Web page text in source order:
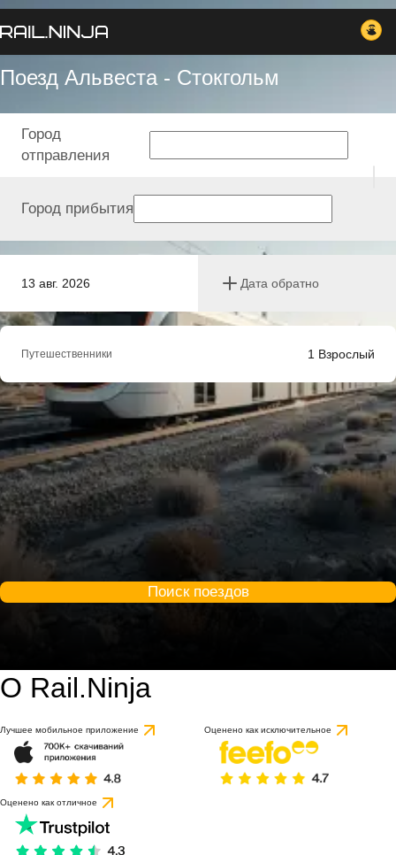
Поезд Альвеста - Стокгольм
13 авг. 2026 Дата обратно
Город
отправления
Город прибытия
Путешественники 1 Взрослый
Поиск поездов
О Rail.Ninja
Лучшее мобильное приложение Оценено как исключительное
Оценено как отличное